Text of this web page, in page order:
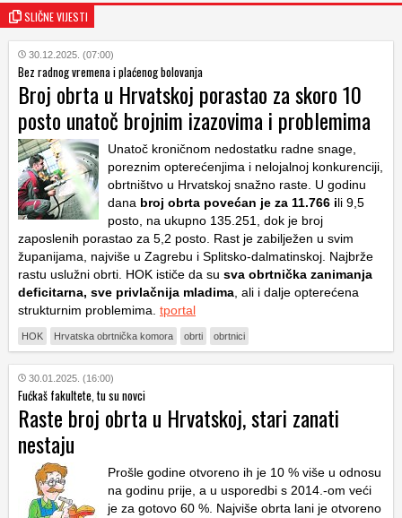
SLIČNE VIJESTI
30.12.2025. (07:00)
Bez radnog vremena i plaćenog bolovanja
Broj obrta u Hrvatskoj porastao za skoro 10
posto unatoč brojnim izazovima i problemima
Unatoč kroničnom nedostatku radne snage,
poreznim opterećenjima i nelojalnoj konkurenciji,
obrtništvo u Hrvatskoj snažno raste. U godinu
dana broj obrta povećan je za 11.766 ili 9,5
posto, na ukupno 135.251, dok je broj
zaposlenih porastao za 5,2 posto. Rast je zabilježen u svim
županijama, najviše u Zagrebu i Splitsko-dalmatinskoj. Najbrže
rastu uslužni obrti. HOK ističe da su sva obrtnička zanimanja
deficitarna, sve privlačnija mladima , ali i dalje opterećena
strukturnim problemima. tportal
HOK Hrvatska obrtnička komora obrti obrtnici
30.01.2025. (16:00)
Fućkaš fakultete, tu su novci
Raste broj obrta u Hrvatskoj, stari zanati
nestaju
Prošle godine otvoreno ih je 10 % više u odnosu
na godinu prije, a u usporedbi s 2014.-om veći
je za gotovo 60 %. Najviše obrta lani je otvoreno